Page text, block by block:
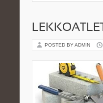
POSTED BY ADMIN